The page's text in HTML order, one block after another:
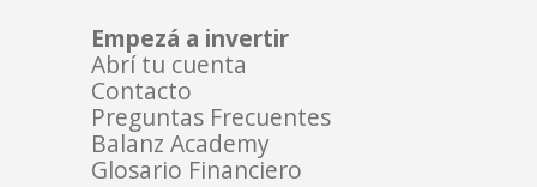
Empezá a invertir
Abrí tu cuenta
Contacto
Preguntas Frecuentes
Balanz Academy
Glosario Financiero